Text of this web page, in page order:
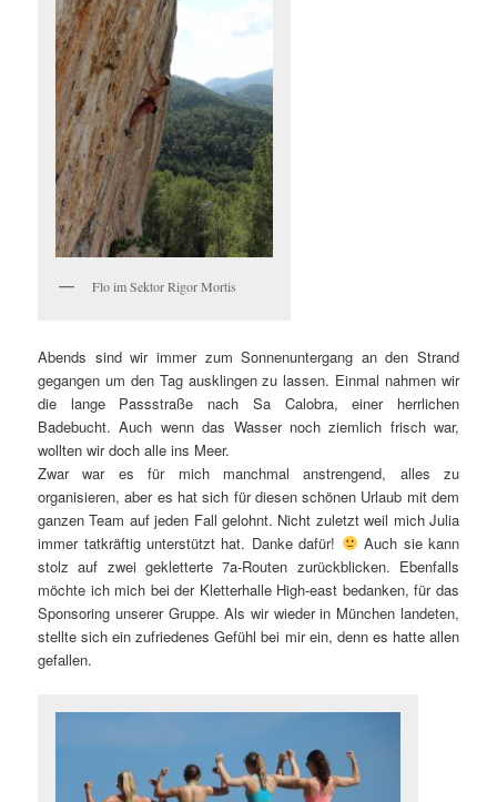
Flo im Sektor Rigor Mortis
Abends sind wir immer zum Sonnenuntergang an den Strand
gegangen um den Tag ausklingen zu lassen. Einmal nahmen wir
die lange Passstraße nach Sa Calobra, einer herrlichen
Badebucht. Auch wenn das Wasser noch ziemlich frisch war,
wollten wir doch alle ins Meer.
Zwar war es für mich manchmal anstrengend, alles zu
organisieren, aber es hat sich für diesen schönen Urlaub mit dem
ganzen Team auf jeden Fall gelohnt. Nicht zuletzt weil mich Julia
immer tatkräftig unterstützt hat. Danke dafür!
Auch sie kann
stolz auf zwei gekletterte 7a-Routen zurückblicken. Ebenfalls
möchte ich mich bei der Kletterhalle High-east bedanken, für das
Sponsoring unserer Gruppe. Als wir wieder in München landeten,
stellte sich ein zufriedenes Gefühl bei mir ein, denn es hatte allen
gefallen.